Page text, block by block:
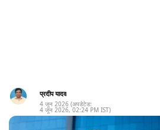
प्रदीप यादव
4 जून 2026 (अपडेटेड:
4 जून 2026, 02:24 PM IST)